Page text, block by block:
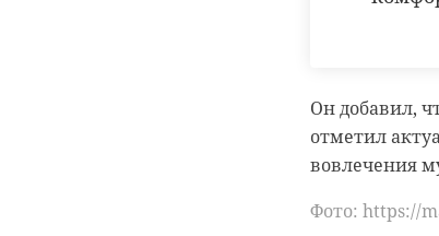
Он добавил,
отметил
вовлечения
Фото: https://